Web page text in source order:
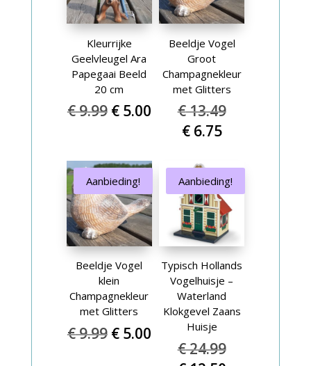
Kleurrijke
Geelvleugel Ara
Papegaai Beeld
20 cm
€9.99 Oorspronkelijke
€ 9.99.
€5.00Huidige
€ 5.00.
Beeldje Vogel
Groot
Champagnekleur
met Glitters
€13.49
€ 13.49.
€6.75Huidige
is:
€ 6.75.
Aanbieding!
Beeldje Vogel
klein
Champagnekleur
met Glitters
€9.99 Oorspronkelijke
€5.00Huidige
prijs
Aanbieding!
Typisch Hollands
Vogelhuisje –
Waterland
Klokgevel Zaans
Huisje
€24.99